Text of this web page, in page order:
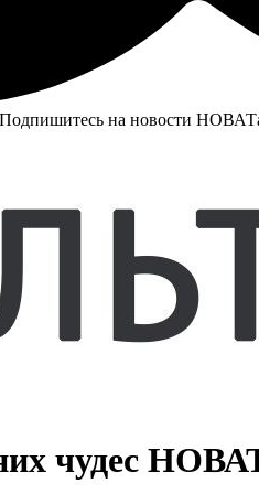
Подпишитесь на новости
чудес